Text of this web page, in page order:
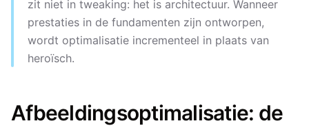
zit niet in tweaking: het is architectuur. Wanneer
prestaties in de fundamenten zijn ontworpen,
wordt optimalisatie incrementeel in plaats van
heroïsch.
Afbeeldingsoptimalisatie: de